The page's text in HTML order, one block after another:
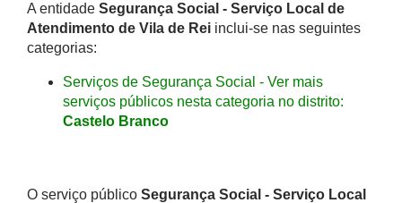
A entidade Segurança Social - Serviço Local de
Atendimento de Vila de Rei inclui-se nas seguintes
categorias:
Serviços de Segurança Social - Ver mais
serviços públicos nesta categoria no distrito:
Castelo Branco
O serviço público Segurança Social - Serviço Local